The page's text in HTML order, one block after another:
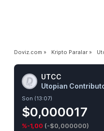
Doviz.com » Kripto Paralar »
UTCC
Utopian
Son (13:07)
$0,000017
%-1,00 (-$0,000000)